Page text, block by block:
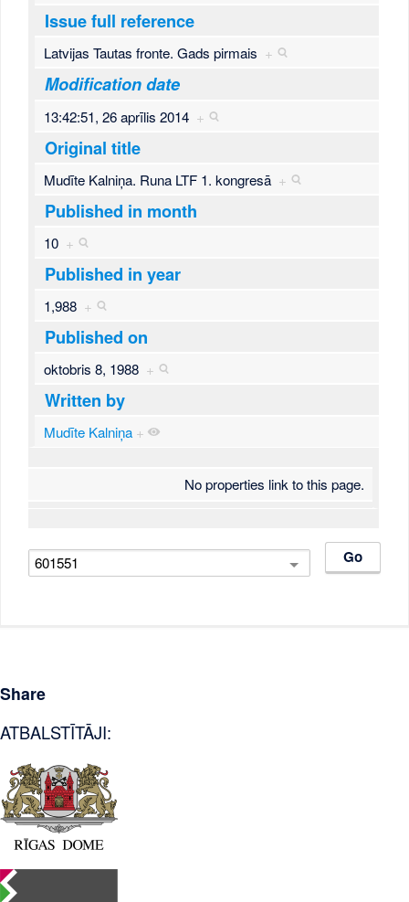
Issue full reference
Latvijas Tautas fronte. Gads pirmais +
Modification date
13:42:51, 26 aprīlis 2014 +
Original title
Mudīte Kalniņa. Runa LTF 1. kongresā +
Published in month
10 +
Published in year
1,988 +
Published on
oktobris 8, 1988 +
Written by
Mudīte Kalniņa +
No properties link to this page.
Share
ATBALSTĪTĀJI: